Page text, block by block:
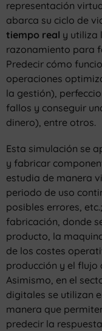
representación
abarca su ciclo de
tiempo real y utiliza
razonamiento para
Predecir cómo
operaciones
la gestión),
fallos y conseguir
dinero), entre otros.
Esta simulación se
y fabricar
estudia de manera
periodo de uso
posibles errores,
fabricación, donde
producto, la
de los costes
producción y el flujo
Asimismo, en el
digitales se utilizan
manera que
predecir la